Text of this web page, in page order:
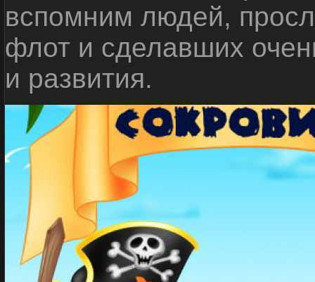
вспомним людей,
флот и сделавших
и развития.